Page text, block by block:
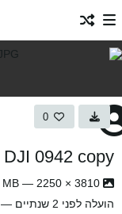
0
DJI 0942 copy
הועלה לפני 2 שנתיים — 5030 צפיות